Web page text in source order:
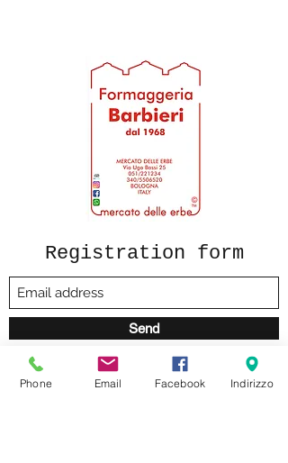
Registration form
Send
Phone Email Facebook Indirizzo